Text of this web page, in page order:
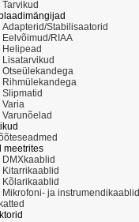
Tarvikud
Adapterid/Stabilisaatorid
Eelvõimud/RIAA
Helipead
Lisatarvikud
Otseülekandega
Rihmülekandega
Slipmatid
Varia
Varunõelad
meetrites
DMXkaablid
Kitarrikaablid
Kõlarikaablid
Mikrofoni- ja instrumendikaablid